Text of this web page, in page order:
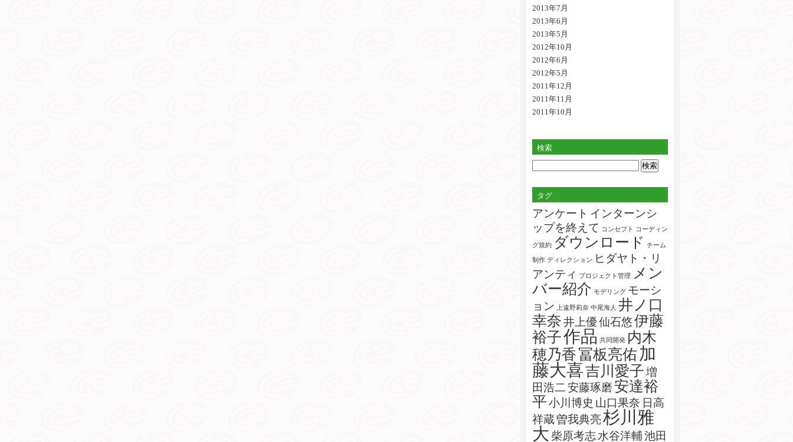
2013年7月
2013年6月
2013年5月
2012年10月
2012年6月
2012年5月
2011年12月
2011年11月
2011年10月
検索
タグ
アンケート インターンシ
ップを終えて
コンセプト コーディン
グ規約 ダウンロード チーム
制作 ディレクション
ヒダヤト・リ
アンティ
プロジェクト管理
メン
バー紹介 モデリング モーシ
ョン
上遠野莉奈 中尾海人 井ノ口
幸奈井上優仙石悠伊藤
裕子作品 共同開発 内木
穂乃香冨板亮佑 加
藤大喜吉川愛子増
田浩二安藤琢磨 安達裕
平小川博史 山口果奈 日高
祥蔵曽我典亮杉川雅
大 柴原考志水谷洋輔池田